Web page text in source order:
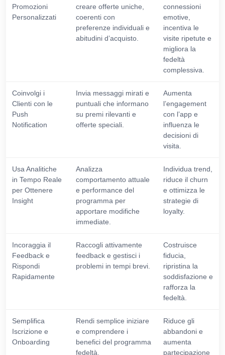
Promozioni
Personalizzati
creare offerte uniche,
coerenti con
preferenze individuali e
abitudini d’acquisto.
connessioni
emotive,
incentiva le
visite ripetute e
migliora la
fedeltà
complessiva.
Coinvolgi i
Clienti con le
Push
Notification
Invia messaggi mirati e
puntuali che informano
su premi rilevanti e
offerte speciali.
Aumenta
l’engagement
con l’app e
influenza le
decisioni di
visita.
Usa Analitiche
in Tempo Reale
per Ottenere
Insight
Analizza
comportamento attuale
e performance del
programma per
apportare modifiche
immediate.
Individua trend,
riduce il churn
e ottimizza le
strategie di
loyalty.
Incoraggia il
Feedback e
Rispondi
Rapidamente
Raccogli attivamente
feedback e gestisci i
problemi in tempi brevi.
Costruisce
fiducia,
ripristina la
soddisfazione e
rafforza la
fedeltà.
Semplifica
Iscrizione e
Onboarding
Rendi semplice iniziare
e comprendere i
benefici del programma
fedeltà.
Riduce gli
abbandoni e
aumenta
partecipazione